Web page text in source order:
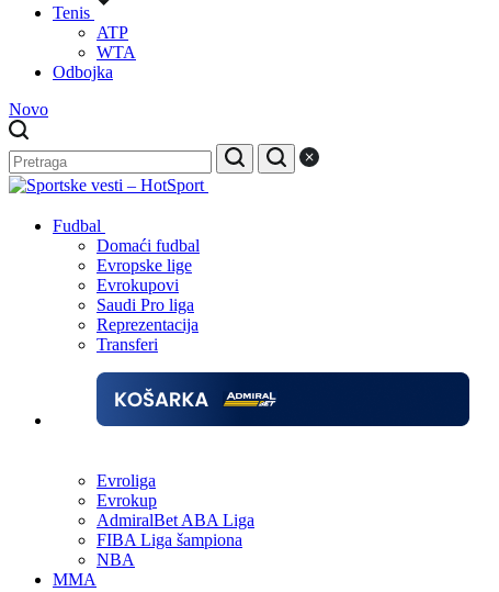
Tenis
ATP
WTA
Odbojka
Novo
Fudbal
Domaći fudbal
Evropske lige
Evrokupovi
Saudi Pro liga
Reprezentacija
Transferi
Evroliga
Evrokup
AdmiralBet ABA Liga
FIBA Liga šampiona
NBA
MMA